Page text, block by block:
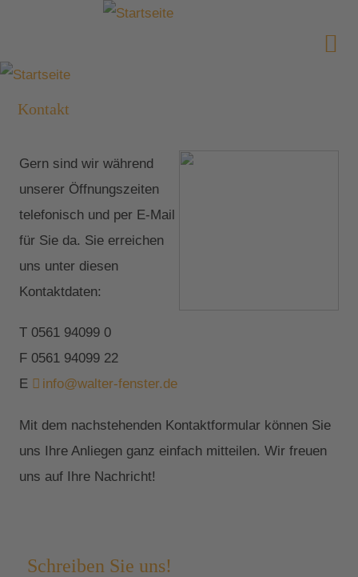
Kontakt
Gern sind wir während
unserer Öffnungszeiten
telefonisch und per E-Mail
für Sie da. Sie erreichen
uns unter diesen
Kontaktdaten:
T 0561 94099 0
F 0561 94099 22
E
info@walter-fenster.de
Mit dem nachstehenden Kontaktformular können Sie
uns Ihre Anliegen ganz einfach mitteilen. Wir freuen
uns auf Ihre Nachricht!
Schreiben Sie uns!